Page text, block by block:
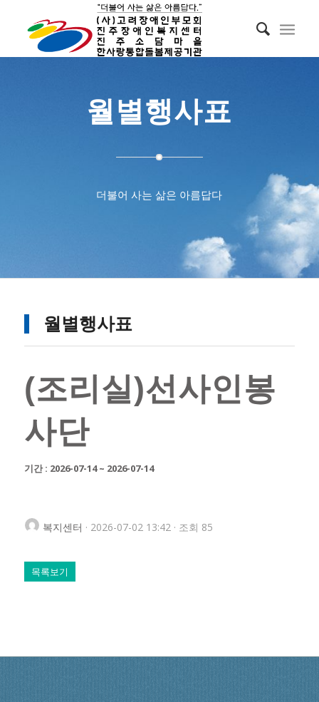
월별행사표
더불어 사는 삶은 아름답다
월별행사표
(조리실)선사인봉
사단
기간 : 2026-07-14 ~ 2026-07-14
복지센터 · 2026-07-02 13:42 · 조회 85
목록보기